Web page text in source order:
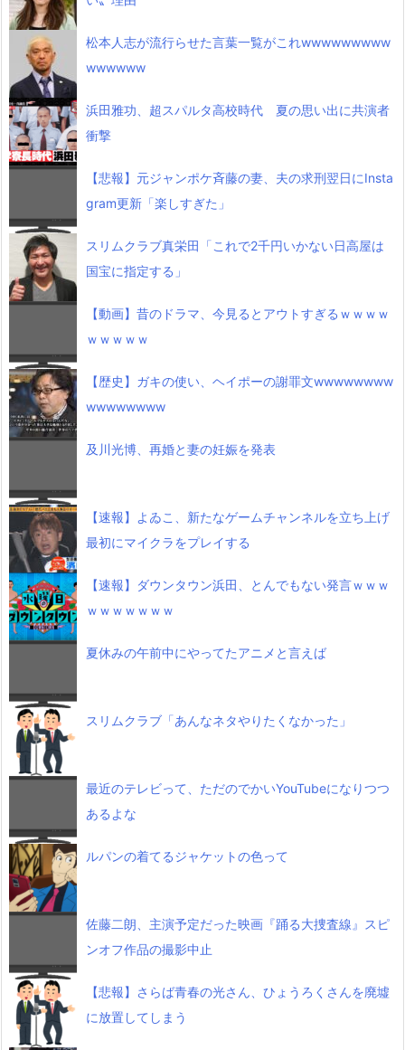
松本人志が流行らせた言葉一覧がこれwwwwwwwww
wwwwww
浜田雅功、超スパルタ高校時代 夏の思い出に共演者
衝撃
【悲報】元ジャンポケ斉藤の妻、夫の求刑翌日にInsta
gram更新「楽しすぎた」
スリムクラブ真栄田「これで2千円いかない日高屋は
国宝に指定する」
【動画】昔のドラマ、今見るとアウトすぎるｗｗｗｗ
ｗｗｗｗｗ
【歴史】ガキの使い、ヘイポーの謝罪文wwwwwwww
wwwwwwww
及川光博、再婚と妻の妊娠を発表
【速報】よゐこ、新たなゲームチャンネルを立ち上げ
最初にマイクラをプレイする
【速報】ダウンタウン浜田、とんでもない発言ｗｗｗ
ｗｗｗｗｗｗｗ
夏休みの午前中にやってたアニメと言えば
スリムクラブ「あんなネタやりたくなかった」
最近のテレビって、ただのでかいYouTubeになりつつ
あるよな
ルパンの着てるジャケットの色って
佐藤二朗、主演予定だった映画『踊る大捜査線』スピ
ンオフ作品の撮影中止
【悲報】さらば青春の光さん、ひょうろくさんを廃墟
に放置してしまう